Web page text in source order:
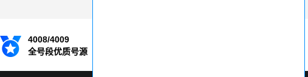
4008/4009
全号段优质号源